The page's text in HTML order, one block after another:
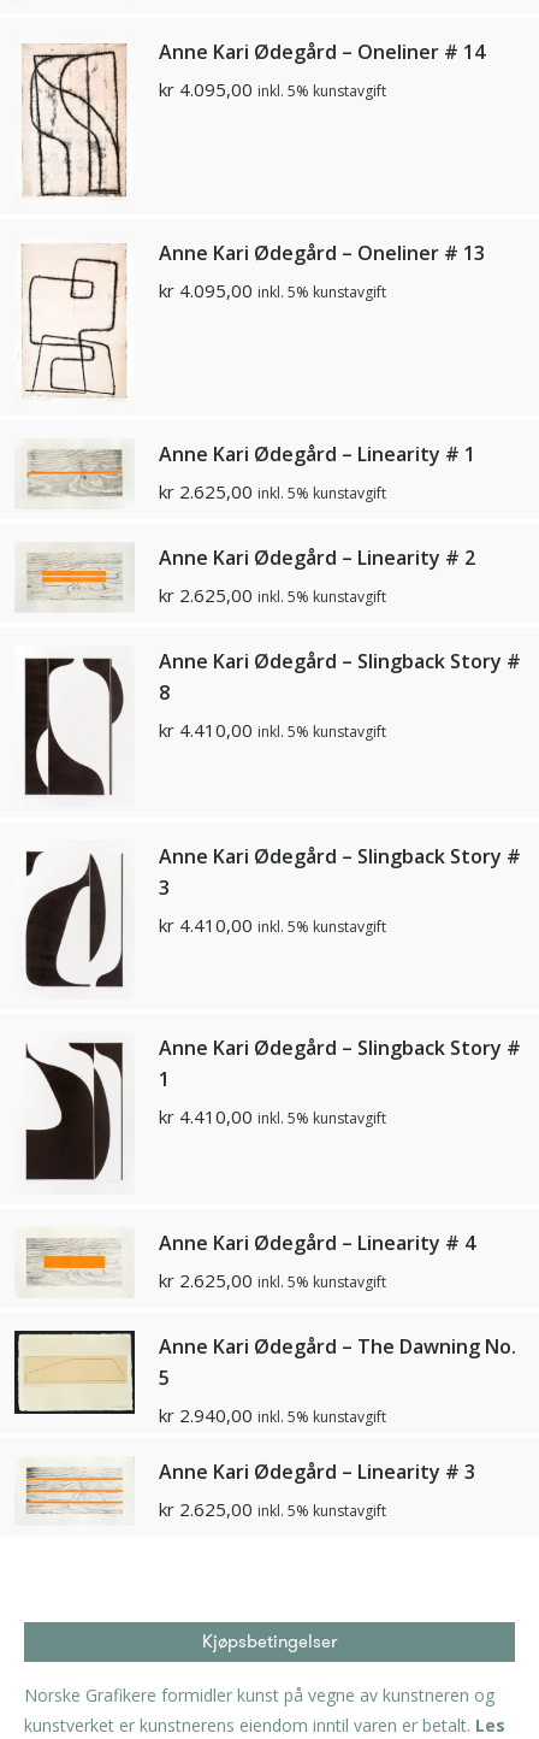
Anne Kari Ødegård – Oneliner # 14
kr 4.095,00 inkl. 5% kunstavgift
Anne Kari Ødegård – Oneliner # 13
kr 4.095,00 inkl. 5% kunstavgift
Anne Kari Ødegård – Linearity # 1
kr 2.625,00 inkl. 5% kunstavgift
Anne Kari Ødegård – Linearity # 2
kr 2.625,00 inkl. 5% kunstavgift
Anne Kari Ødegård – Slingback Story #
8
kr 4.410,00 inkl. 5% kunstavgift
Anne Kari Ødegård – Slingback Story #
3
kr 4.410,00 inkl. 5% kunstavgift
Anne Kari Ødegård – Slingback Story #
1
kr 4.410,00 inkl. 5% kunstavgift
Anne Kari Ødegård – Linearity # 4
kr 2.625,00 inkl. 5% kunstavgift
Anne Kari Ødegård – The Dawning No.
5
kr 2.940,00 inkl. 5% kunstavgift
Anne Kari Ødegård – Linearity # 3
kr 2.625,00 inkl. 5% kunstavgift
Kjøpsbetingelser
Norske Grafikere formidler kunst på vegne av kunstneren og
kunstverket er kunstnerens eiendom inntil varen er betalt. Les